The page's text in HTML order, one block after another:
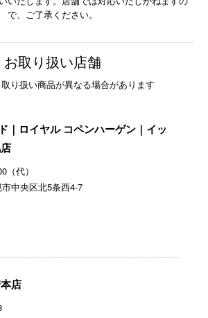
で、ご了承ください。
お取り扱い店舗
り扱い商品が異なる場合があります
｜ロイヤル コペンハーゲン｜イッ
（代）
中央区北5条西4-7
店